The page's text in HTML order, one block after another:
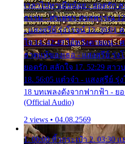
เวลาไปหาเมียน้อย - ยอดรัก ส
ธรรม - ศรเพชร ศรสุพรรณ
- แสงสุรีย์ รุ่งโรจน์ 13.
ใจ 14. 42:49 ไอ้หวังตายแน่ -
ธาตุแท้ของเธอ - แสงสุรีย์ รุ่ง
ยอดรัก สลักใจ 17. 52:29 สา
18. 56:05 แต๋วจ๋า - แสงสุรีย์ รุ่
18 บทเพลงดังจากฟากฟ้า - ย
(Official Audio)
2 views • 04.08.2569
1. 00:00 หิ้วกระเป๋า 2. 03:30 แ